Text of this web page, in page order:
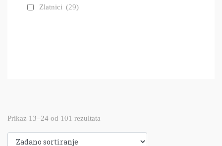
Prikaz 13–24 od 101 rezultata
Zlatnici (29)